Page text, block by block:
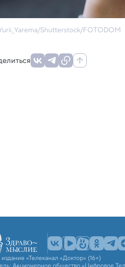
Shutterstock/FOTODOM
«Телеканал «Доктор» (16+)
Акционерное общество «Цифровое